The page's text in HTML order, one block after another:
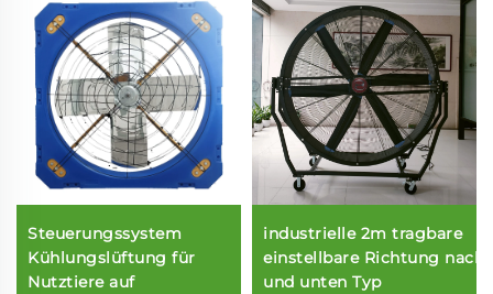
Steuerungssystem
Kühlungslüftung für
Nutztiere auf
industrielle 2m tragbare
einstellbare Richtung nach
und unten Typ